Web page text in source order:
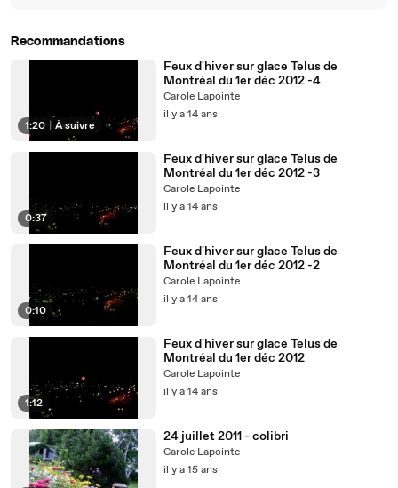
Recommandations
1:20 À suivre
Feux d'hiver sur glace Telus de
Montréal du 1er déc 2012 -4
Carole Lapointe
il y a 14 ans
0:37
Feux d'hiver sur glace Telus de
Montréal du 1er déc 2012 -3
Carole Lapointe
il y a 14 ans
0:10
Feux d'hiver sur glace Telus de
Montréal du 1er déc 2012 -2
Carole Lapointe
il y a 14 ans
1:12
Feux d'hiver sur glace Telus de
Montréal du 1er déc 2012
Carole Lapointe
il y a 14 ans
24 juillet 2011 - colibri
Carole Lapointe
il y a 15 ans